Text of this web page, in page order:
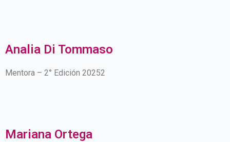
Analia Di Tommaso
Mentora – 2° Edición 20252
Mariana Ortega